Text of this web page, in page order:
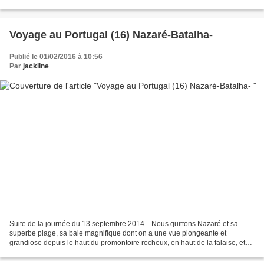
Voyage au Portugal (16) Nazaré-Batalha-
Publié le 01/02/2016 à 10:56
Par jackline
Suite de la journée du 13 septembre 2014... Nous quittons Nazaré et sa
superbe plage, sa baie magnifique dont on a une vue plongeante et
grandiose depuis le haut du promontoire rocheux, en haut de la falaise, et